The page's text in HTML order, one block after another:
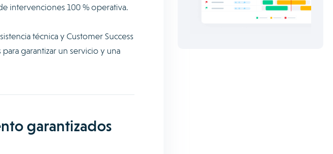
intervenciones 100 % operativa.
técnica y Customer Success
garantizar un servicio y una
garantizados